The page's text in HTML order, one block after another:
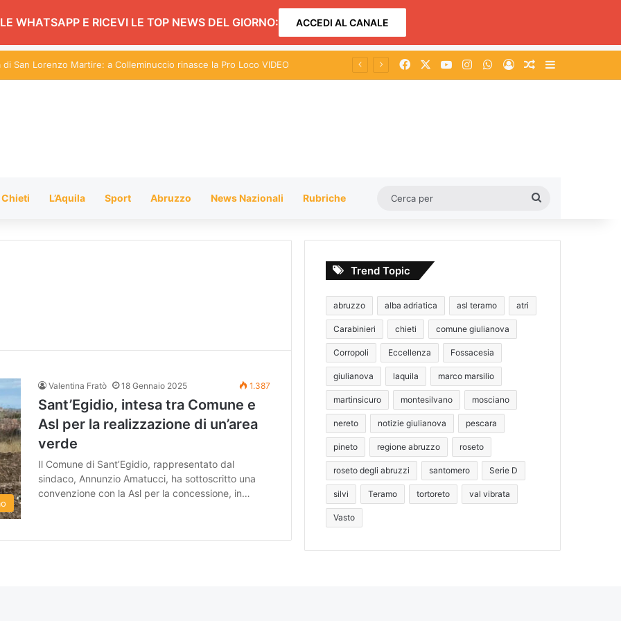
WHATSAPP E RICEVI LE TOP NEWS DEL GIORNO: ACCEDI AL CANALE
di San Lorenzo Martire: a Colleminuccio rinasce la Pro Loco VIDEO Facebook You TubeInstagramWhatsApp
AccediUn articolo a
Chieti L’Aquila Sport Abruzzo News Nazionali Rubriche
Valentina Fratò 18 Gennaio 2025 1.387
Sant’Egidio, intesa tra Comune e
Asl per la realizzazione di un’area
verde
Il Comune di Sant’Egidio, rappresentato dal
sindaco, Annunzio Amatucci, ha sottoscritto una
convenzione con la Asl per la concessione, in…
Trend Topic
abruzzo alba adriatica asl teramo atri
Carabinieri chieti comune giulianova
Corropoli Eccellenza Fossacesia
giulianova laquila marco marsilio
martinsicuro montesilvano mosciano
nereto notizie giulianova pescara
pineto regione abruzzo roseto
roseto degli abruzzi santomero Serie D
silvi Teramo tortoreto val vibrata
Vasto